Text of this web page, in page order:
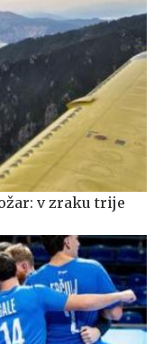
v zraku trije